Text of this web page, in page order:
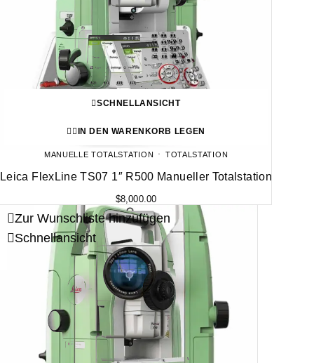
SCHNELLANSICHT
IN DEN WARENKORB LEGEN
MANUELLE TOTALSTATION TOTALSTATION
Leica FlexLine TS07 1″ R500 Manueller Totalstation
$8,000.00
Zur Wunschliste hinzufügen
Schnellansicht